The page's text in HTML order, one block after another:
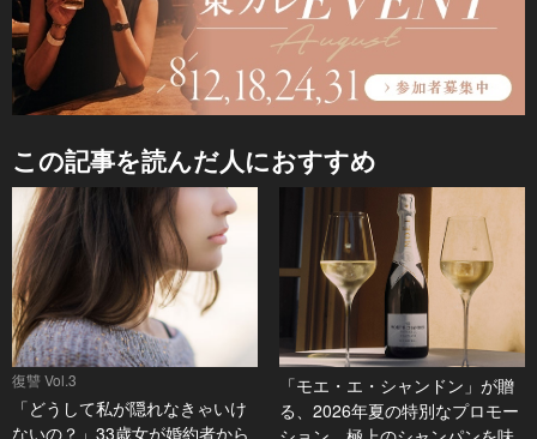
この記事を読んだ人におすすめ
復讐 Vol.3
「どうして私が隠れなきゃいけ
ないの？」33歳女が婚約者から
「モエ・エ・シャンドン」が贈
る、2026年夏の特別なプロモー